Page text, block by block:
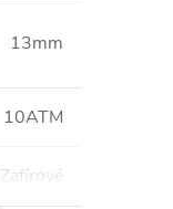
13mm
10ATM
Zafírové